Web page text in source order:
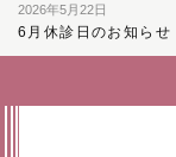
2026年5月22日
6月休診日のお知らせ